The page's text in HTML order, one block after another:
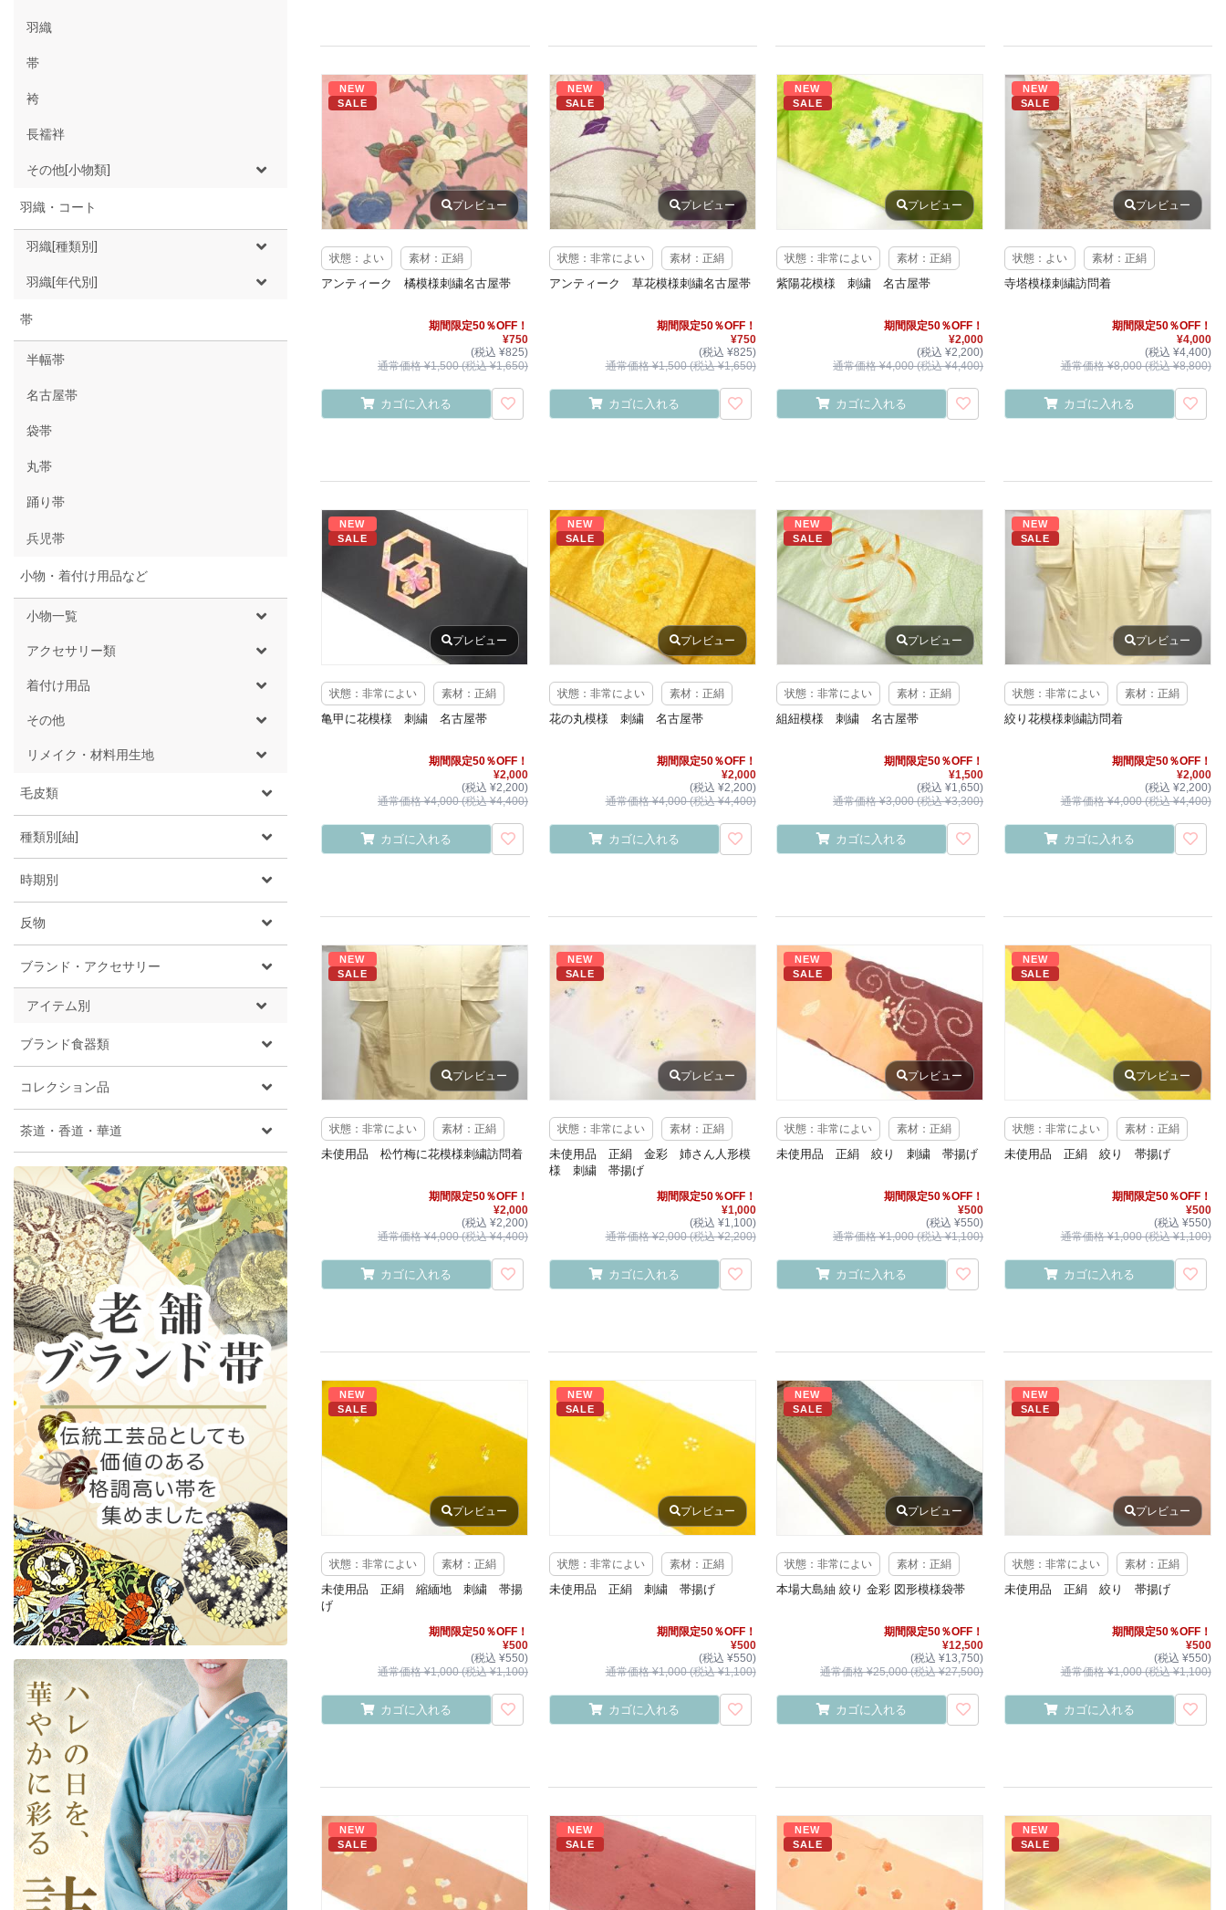
羽織
帯
袴
長襦袢
その他[小物類]
羽織・コート
羽織[種類別]
羽織[年代別]
帯
半幅帯
名古屋帯
袋帯
丸帯
踊り帯
兵児帯
小物・着付け用品など
小物一覧
アクセサリー類
着付け用品
その他
リメイク・材料用生地
毛皮類
種類別[紬]
時期別
反物
ブランド・アクセサリー
アイテム別
ブランド食器類
コレクション品
茶道・香道・華道
NEW
SALE
プレビュー
状態：よい 素材：正絹
アンティーク 橘模様刺繍名古屋帯
期間限定50％OFF！
¥750
(税込 ¥825)
通常価格 ¥1,500 (税込 ¥1,650)
カゴに入れる
NEW
SALE
プレビュー
状態：非常によい 素材：正絹
アンティーク 草花模様刺繍名古屋帯
期間限定50％OFF！
¥750
(税込 ¥825)
通常価格 ¥1,500 (税込 ¥1,650)
カゴに入れる
NEW
SALE
プレビュー
状態：非常によい 素材：正絹
紫陽花模様 刺繍 名古屋帯
期間限定50％OFF！
¥2,000
(税込 ¥2,200)
通常価格 ¥4,000 (税込 ¥4,400)
カゴに入れる
NEW
SALE
プレビュー
状態：よい 素材：正絹
寺塔模様刺繍訪問着
期間限定50％OFF！
¥4,000
(税込 ¥4,400)
通常価格 ¥8,000 (税込 ¥8,800)
カゴに入れる
NEW
SALE
プレビュー
状態：非常によい 素材：正絹
亀甲に花模様 刺繍 名古屋帯
期間限定50％OFF！
¥2,000
(税込 ¥2,200)
通常価格 ¥4,000 (税込 ¥4,400)
カゴに入れる
NEW
SALE
プレビュー
状態：非常によい 素材：正絹
花の丸模様 刺繍 名古屋帯
期間限定50％OFF！
¥2,000
(税込 ¥2,200)
通常価格 ¥4,000 (税込 ¥4,400)
カゴに入れる
NEW
SALE
プレビュー
状態：非常によい 素材：正絹
組紐模様 刺繍 名古屋帯
期間限定50％OFF！
¥1,500
(税込 ¥1,650)
通常価格 ¥3,000 (税込 ¥3,300)
カゴに入れる
NEW
SALE
プレビュー
状態：非常によい 素材：正絹
絞り花模様刺繍訪問着
期間限定50％OFF！
¥2,000
(税込 ¥2,200)
通常価格 ¥4,000 (税込 ¥4,400)
カゴに入れる
NEW
SALE
プレビュー
状態：非常によい 素材：正絹
未使用品 松竹梅に花模様刺繍訪問着
期間限定50％OFF！
¥2,000
(税込 ¥2,200)
通常価格 ¥4,000 (税込 ¥4,400)
カゴに入れる
NEW
SALE
プレビュー
状態：非常によい 素材：正絹
未使用品 正絹 金彩 姉さん人形模
様 刺繍 帯揚げ
期間限定50％OFF！
¥1,000
(税込 ¥1,100)
通常価格 ¥2,000 (税込 ¥2,200)
カゴに入れる
NEW
SALE
プレビュー
状態：非常によい 素材：正絹
未使用品 正絹 絞り 刺繍 帯揚げ
期間限定50％OFF！
¥500
(税込 ¥550)
通常価格 ¥1,000 (税込 ¥1,100)
カゴに入れる
NEW
SALE
プレビュー
状態：非常によい 素材：正絹
未使用品 正絹 絞り 帯揚げ
期間限定50％OFF！
¥500
(税込 ¥550)
通常価格 ¥1,000 (税込 ¥1,100)
カゴに入れる
NEW
SALE
プレビュー
状態：非常によい 素材：正絹
未使用品 正絹 縮緬地 刺繍 帯揚
げ
期間限定50％OFF！
¥500
(税込 ¥550)
通常価格 ¥1,000 (税込 ¥1,100)
カゴに入れる
NEW
SALE
プレビュー
状態：非常によい 素材：正絹
未使用品 正絹 刺繍 帯揚げ
期間限定50％OFF！
¥500
(税込 ¥550)
通常価格 ¥1,000 (税込 ¥1,100)
カゴに入れる
NEW
SALE
プレビュー
状態：非常によい 素材：正絹
本場大島紬 絞り 金彩 図形模様袋帯
期間限定50％OFF！
¥12,500
(税込 ¥13,750)
通常価格 ¥25,000 (税込 ¥27,500)
カゴに入れる
NEW
SALE
プレビュー
状態：非常によい 素材：正絹
未使用品 正絹 絞り 帯揚げ
期間限定50％OFF！
¥500
(税込 ¥550)
通常価格 ¥1,000 (税込 ¥1,100)
カゴに入れる
NEW
SALE
NEW
SALE
NEW
SALE
NEW
SALE